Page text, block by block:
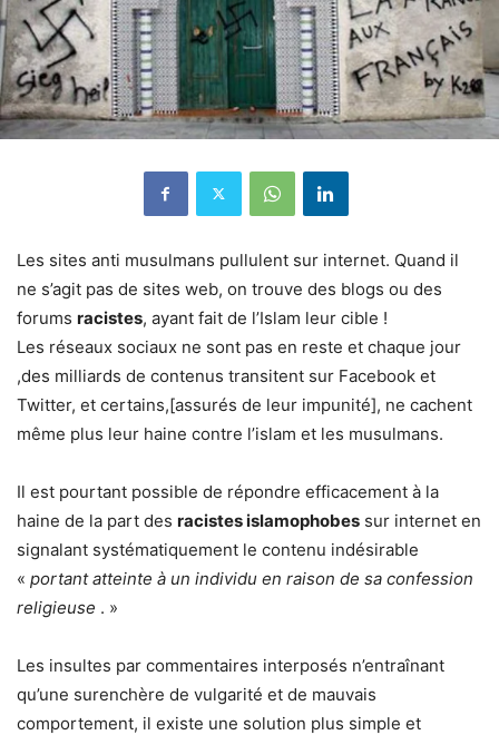
Les sites anti musulmans pullulent sur internet. Quand il
ne s’agit pas de sites web, on trouve des blogs ou des
forums racistes, ayant fait de l’Islam leur cible !
Les réseaux sociaux ne sont pas en reste et chaque jour
,des milliards de contenus transitent sur Facebook et
Twitter, et certains,[assurés de leur impunité], ne cachent
même plus leur haine contre l’islam et les musulmans.
Il est pourtant possible de répondre efficacement à la
haine de la part des racistes islamophobes sur internet en
signalant systématiquement le contenu indésirable
« portant atteinte à un individu en raison de sa confession
religieuse . »
Les insultes par commentaires interposés n’entraînant
qu’une surenchère de vulgarité et de mauvais
comportement, il existe une solution plus simple et